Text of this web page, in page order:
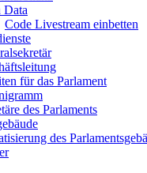
Data
Code Livestream einbetten
für das Parlament
des Parlaments
des